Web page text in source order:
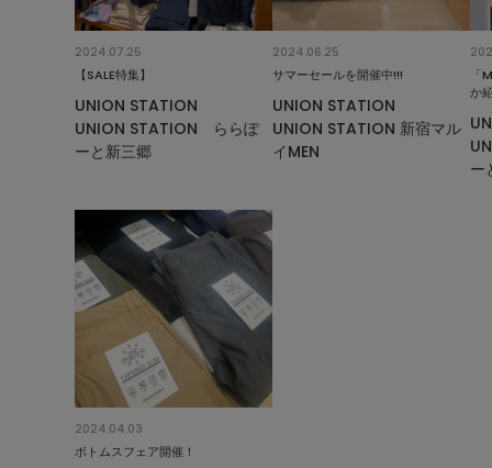
2024.07.25
【SALE特集】
UNION STATION
UNION STATION ららぽ
ーと新三郷
2024.06.25
サマーセールを開催中!!!
UNION STATION
UNION STATION 新宿マル
イMEN
「
か
ー
2024.04.03
ボトムスフェア開催！